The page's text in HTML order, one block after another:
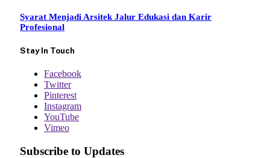
Syarat Menjadi Arsitek Jalur Edukasi dan Karir
Profesional
Stay In Touch
Facebook
Twitter
Pinterest
Instagram
YouTube
Vimeo
Subscribe to Updates